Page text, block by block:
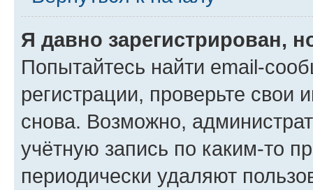
Я давно зарегистрирован,
Попытайтесь найти email-
регистрации, проверьте свои
снова. Возможно,
учётную запись по каким-то
периодически удаляют